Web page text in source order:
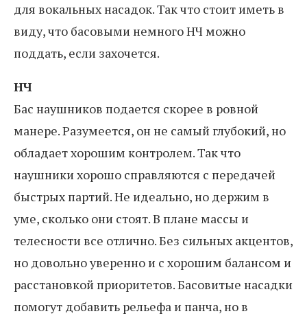
для вокальных насадок. Так что стоит иметь в
виду, что басовыми немного НЧ можно
поддать, если захочется.
НЧ
Бас наушников подается скорее в ровной
манере. Разумеется, он не самый глубокий, но
обладает хорошим контролем. Так что
наушники хорошо справляются с передачей
быстрых партий. Не идеально, но держим в
уме, сколько они стоят. В плане массы и
телесности все отлично. Без сильных акцентов,
но довольно уверенно и с хорошим балансом и
расстановкой приоритетов. Басовитые насадки
помогут добавить рельефа и панча, но в